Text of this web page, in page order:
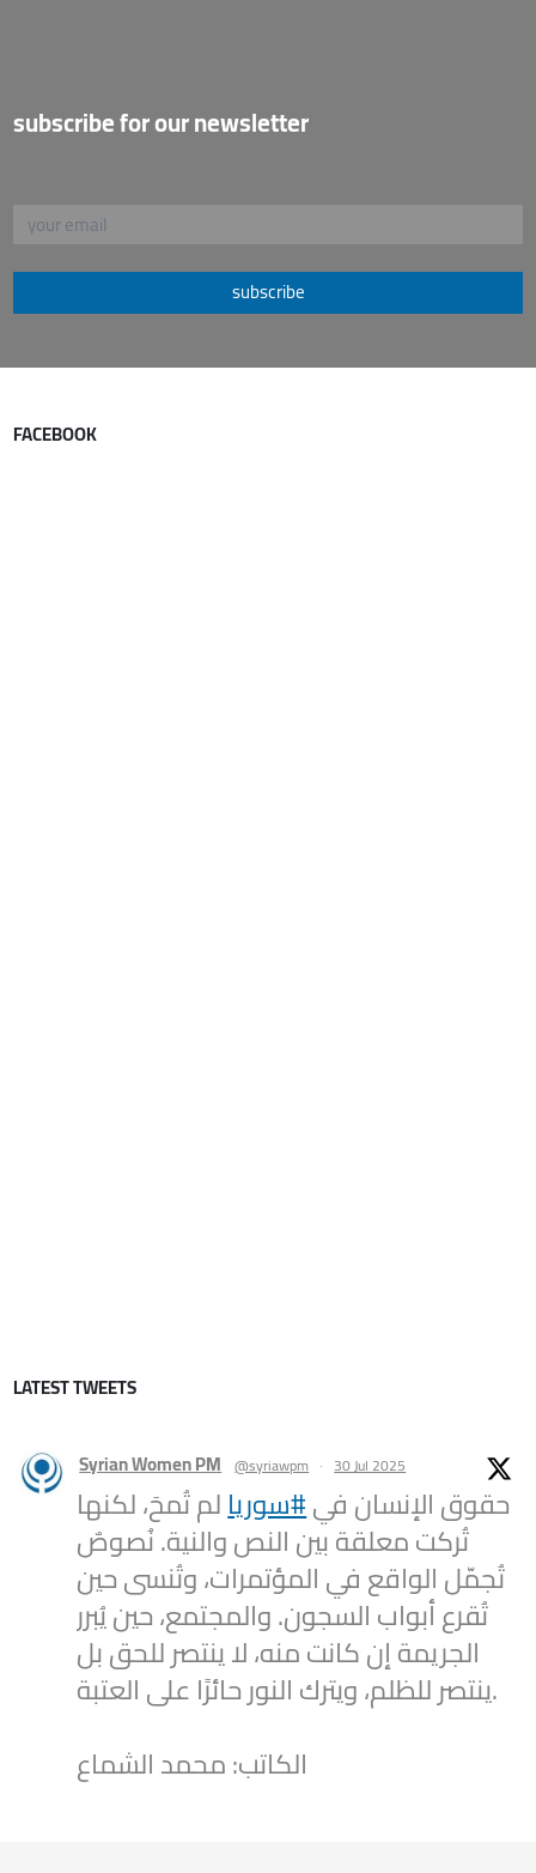
subscribe for our newsletter
subscribe
FACEBOOK
LATEST TWEETS
Syrian Women PM @syriawpm · 30 Jul 2025
حقوق الإنسان في#سوريالم تُمحَ، لكنها
تُركت معلقة بين النص والنية. نُصوصٌ
تُجمّل الواقع في المؤتمرات، وتُنسى حين
تُقرع أبواب السجون. والمجتمع، حين يُبرر
الجريمة إن كانت منه، لا ينتصر للحق بل
ينتصر للظلم، ويترك النور حائرًا على العتبة.
الكاتب: محمد الشماع